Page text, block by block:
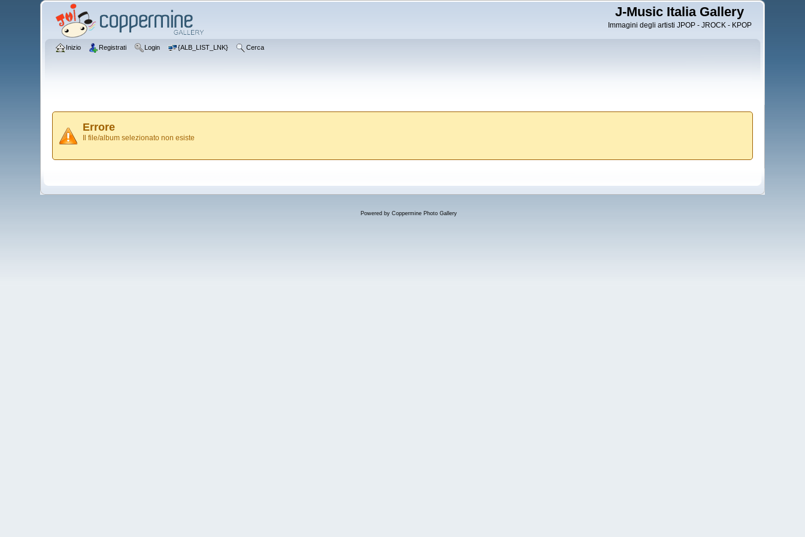
J-Music Italia Gallery
Immagini degli artisti JPOP - JROCK - KPOP
Inizio Registrati Login {ALB_LIST_LNK} Cerca
Errore
Il file/album selezionato non esiste
Powered by Coppermine Photo Gallery